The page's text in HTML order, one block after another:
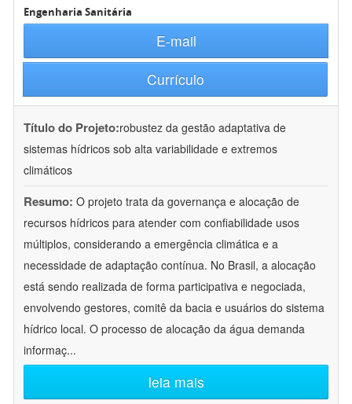
Engenharia Sanitária
E-mail
Currículo
Título do Projeto:robustez da gestão adaptativa de
sistemas hídricos sob alta variabilidade e extremos
climáticos
Resumo: O projeto trata da governança e alocação de
recursos hídricos para atender com confiabilidade usos
múltiplos, considerando a emergência climática e a
necessidade de adaptação contínua. No Brasil, a alocação
está sendo realizada de forma participativa e negociada,
envolvendo gestores, comitê da bacia e usuários do sistema
hídrico local. O processo de alocação da água demanda
informaç...
leia mais